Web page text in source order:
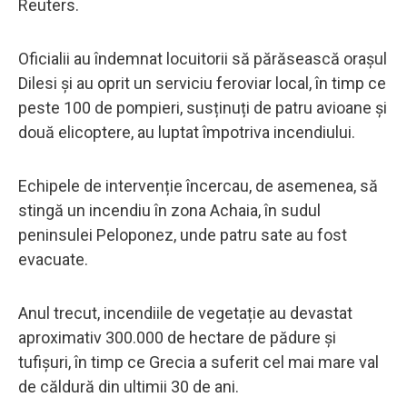
Reuters.
Oficialii au îndemnat locuitorii să părăsească orașul
Dilesi și au oprit un serviciu feroviar local, în timp ce
peste 100 de pompieri, susținuți de patru avioane și
două elicoptere, au luptat împotriva incendiului.
Echipele de intervenție încercau, de asemenea, să
stingă un incendiu în zona Achaia, în sudul
peninsulei Peloponez, unde patru sate au fost
evacuate.
Anul trecut, incendiile de vegetație au devastat
aproximativ 300.000 de hectare de pădure și
tufișuri, în timp ce Grecia a suferit cel mai mare val
de căldură din ultimii 30 de ani.